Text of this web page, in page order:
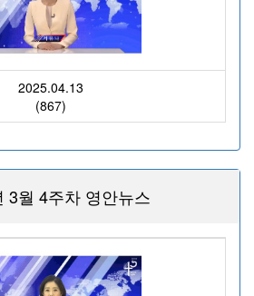
2025.04.13
(867)
3월 4주차 영안뉴스